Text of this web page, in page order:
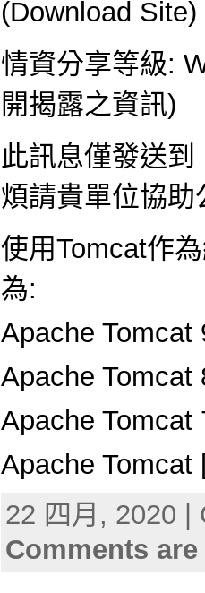
(Download Site)
情資分享等級:
開揭露之資訊)
此訊息僅發送
煩請貴單位協
使用Tomcat作
為:
Apache Tomcat
Apache Tomcat
Apache Tomcat
Apache
22 四月, 2020
Comments